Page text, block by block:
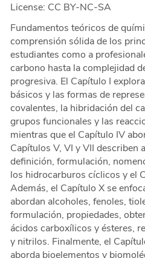
License: CC BY-NC-SA
Fundamentos teóricos de
comprensión sólida de los
estudiantes como a
carbono hasta la complejidad
progresiva. El Capítulo I
básicos y las formas de
covalentes, la hibridación del
grupos funcionales y las
mientras que el Capítulo IV
Capítulos V, VI y VII describen
definición, formulación,
los hidrocarburos cíclicos y el
Además, el Capítulo X se
abordan alcoholes, fenoles,
formulación, propiedades,
ácidos carboxílicos y ésteres,
y nitrilos. Finalmente, el
aborda bioelementos y